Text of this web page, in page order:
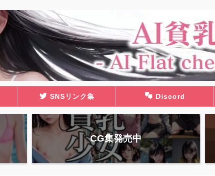
SNSリンク集 Discord
CG集発売中